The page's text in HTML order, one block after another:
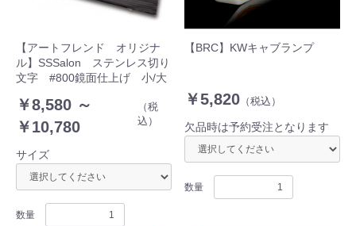
【アートフレンド オリジナ
ル】SSSalon ステンレス切り
文字 #800鏡面仕上げ 小/大
￥8,580 ～
￥10,780
（税
込）
サイズ
数量
【BRC】KWキャブランプ
￥5,820 （税込）
欠品時は予約受注となります
数量